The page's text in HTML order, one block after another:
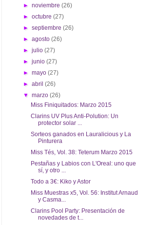
►noviembre(26)
►octubre(27)
►septiembre(26)
►agosto(26)
►julio(27)
►junio(27)
►mayo(27)
►abril(26)
▼marzo(26)
Miss Finiquitados: Marzo 2015
Clarins UV Plus Anti-Polution: Un
protector solar ...
Sorteos ganados en Lauralicious y La
Pinturera
Miss Tés, Vol. 38: Teterum Marzo 2015
Pestañas y Labios con L'Oreal: uno que
sí, y otro ...
Todo a 3€: Kiko y Astor
Miss Muestras x5, Vol. 56: Institut Arnaud
y Casma...
Clarins Pool Party: Presentación de
novedades de t...